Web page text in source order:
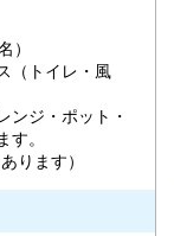
（トイレ・風
ンジ・ポット・
。
ります）